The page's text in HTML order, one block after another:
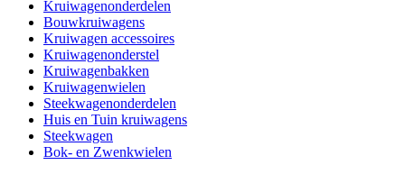
Kruiwagenonderdelen
Bouwkruiwagens
Kruiwagen accessoires
Kruiwagenonderstel
Kruiwagenbakken
Kruiwagenwielen
Steekwagenonderdelen
Huis en Tuin kruiwagens
Steekwagen
Bok- en Zwenkwielen